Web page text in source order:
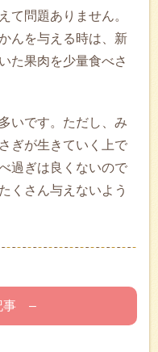
て問題ありません。
んを与える時は、新
た果肉を少量食べさ
いです。ただし、み
ぎが生きていく上で
過ぎは良くないので
くさん与えないよう
事 –